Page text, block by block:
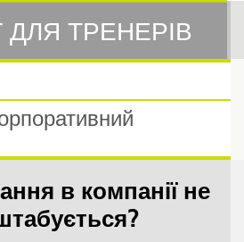
ДЛЯ ТРЕНЕРІВ
в компанії не